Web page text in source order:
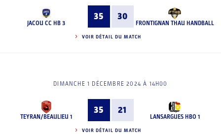
JACOU CC HB 3
35 30
FRONTIGNAN THAU HANDBALL
VOIR DÉTAIL DU MATCH
DIMANCHE 1 DÉCEMBRE 2024 À 14H00
TEYRAN/BEAULIEU 1
35 21
LANSARGUES HBO 1
VOIR DÉTAIL DU MATCH